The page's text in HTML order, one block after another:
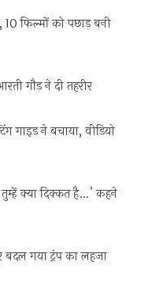
फिल्मों को पछाड़ बनी
गौड़ ने दी तहरीर
गाइड ने बचाया, वीडियो
क्या दिक्कत है…’ कहने
बदल गया ट्रंप का लहजा